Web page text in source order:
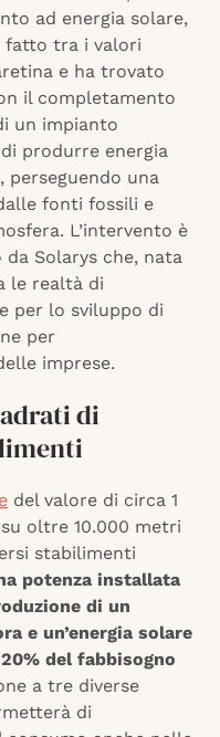
ad energia solare,
fatto tra i valori
e ha trovato
il completamento
un impianto
produrre energia
perseguendo una
fonti fossili e
L’intervento è
Solarys che, nata
le realtà di
per lo sviluppo di
per
imprese.
di
del valore di circa 1
oltre 10.000 metri
stabilimenti
potenza installata
di un
e un’energia solare
del fabbisogno
a tre diverse
di